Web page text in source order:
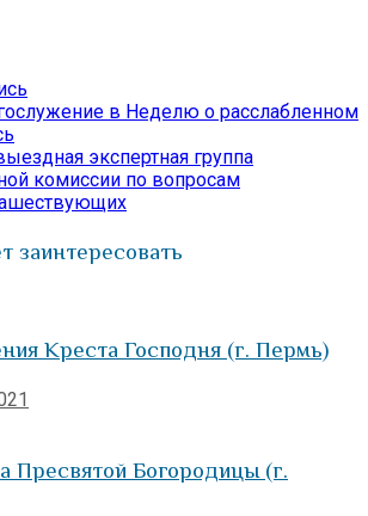
запись:
в Неделю о расслабленном
запись:экспертная группа
комиссии по вопросам
заинтересовать
Креста Господня (г. Пермь)
Пресвятой Богородицы (г.